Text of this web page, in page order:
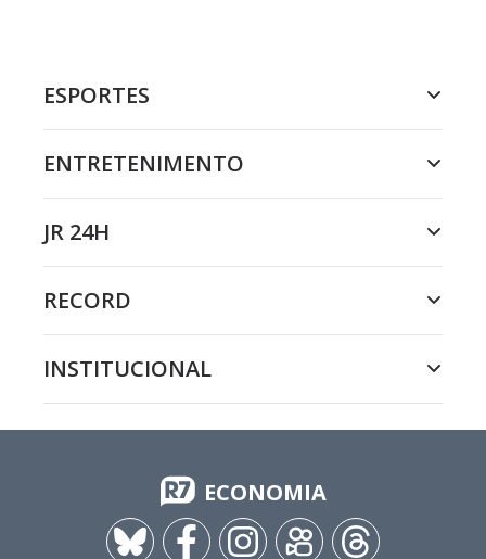
ESPORTES
ENTRETENIMENTO
JR 24H
RECORD
INSTITUCIONAL
ECONOMIA